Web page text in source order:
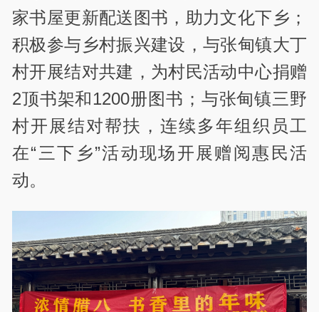
家书屋更新配送图书，助力文化下乡；
积极参与乡村振兴建设，与张甸镇大丁
村开展结对共建，为村民活动中心捐赠
2顶书架和1200册图书；与张甸镇三野
村开展结对帮扶，连续多年组织员工
在“三下乡”活动现场开展赠阅惠民活
动。